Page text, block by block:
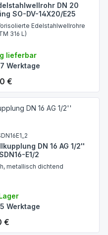
DN 20
SO-DV-14X20/E25
Edelstahlwellrohre
316 L)
lieferbar
Werktage
Preis:
€
DN 16 AG 1/2''
E1/2
metallisch dichtend
Werktage
Preis:
€